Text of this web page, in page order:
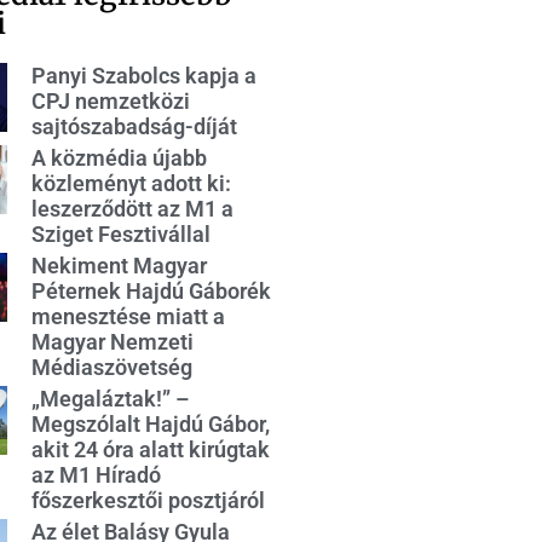
Panyi Szabolcs kapja a
CPJ nemzetközi
sajtószabadság-díját
A közmédia újabb
közleményt adott ki:
leszerződött az M1 a
Sziget Fesztivállal
Nekiment Magyar
Péternek Hajdú Gáborék
menesztése miatt a
Magyar Nemzeti
Médiaszövetség
„Megaláztak!” –
Megszólalt Hajdú Gábor,
akit 24 óra alatt kirúgtak
az M1 Híradó
főszerkesztői posztjáról
Az élet Balásy Gyula